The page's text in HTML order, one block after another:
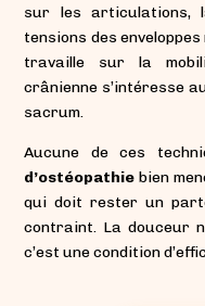
sur les articulations,
tensions des
travaille sur la
crânienne s’intéresse
sacrum.
Aucune de ces
d’ostéopathie bien
qui doit rester un
contraint. La douceur
c’est une condition